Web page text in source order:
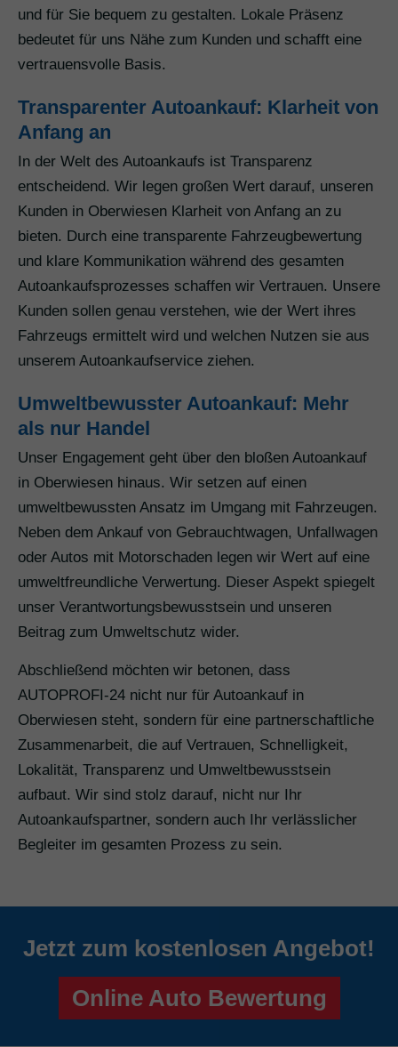
und für Sie bequem zu gestalten. Lokale Präsenz
bedeutet für uns Nähe zum Kunden und schafft eine
vertrauensvolle Basis.
Transparenter Autoankauf: Klarheit von
Anfang an
In der Welt des Autoankaufs ist Transparenz
entscheidend. Wir legen großen Wert darauf, unseren
Kunden in Oberwiesen Klarheit von Anfang an zu
bieten. Durch eine transparente Fahrzeugbewertung
und klare Kommunikation während des gesamten
Autoankaufsprozesses schaffen wir Vertrauen. Unsere
Kunden sollen genau verstehen, wie der Wert ihres
Fahrzeugs ermittelt wird und welchen Nutzen sie aus
unserem Autoankaufservice ziehen.
Umweltbewusster Autoankauf: Mehr
als nur Handel
Unser Engagement geht über den bloßen Autoankauf
in Oberwiesen hinaus. Wir setzen auf einen
umweltbewussten Ansatz im Umgang mit Fahrzeugen.
Neben dem Ankauf von Gebrauchtwagen, Unfallwagen
oder Autos mit Motorschaden legen wir Wert auf eine
umweltfreundliche Verwertung. Dieser Aspekt spiegelt
unser Verantwortungsbewusstsein und unseren
Beitrag zum Umweltschutz wider.
Abschließend möchten wir betonen, dass
AUTOPROFI-24 nicht nur für Autoankauf in
Oberwiesen steht, sondern für eine partnerschaftliche
Zusammenarbeit, die auf Vertrauen, Schnelligkeit,
Lokalität, Transparenz und Umweltbewusstsein
aufbaut. Wir sind stolz darauf, nicht nur Ihr
Autoankaufspartner, sondern auch Ihr verlässlicher
Begleiter im gesamten Prozess zu sein.
Jetzt zum kostenlosen Angebot!
Online Auto Bewertung